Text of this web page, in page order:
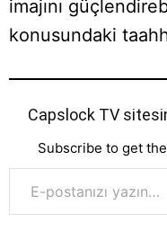
imajını
konusundaki
Capslock TV
Subscribe to get
E-postanızı yazın…